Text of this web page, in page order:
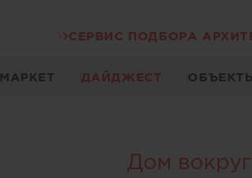
СЕРВИС ПОДБОРА
МАРКЕТ ДАЙДЖЕСТ
Дом